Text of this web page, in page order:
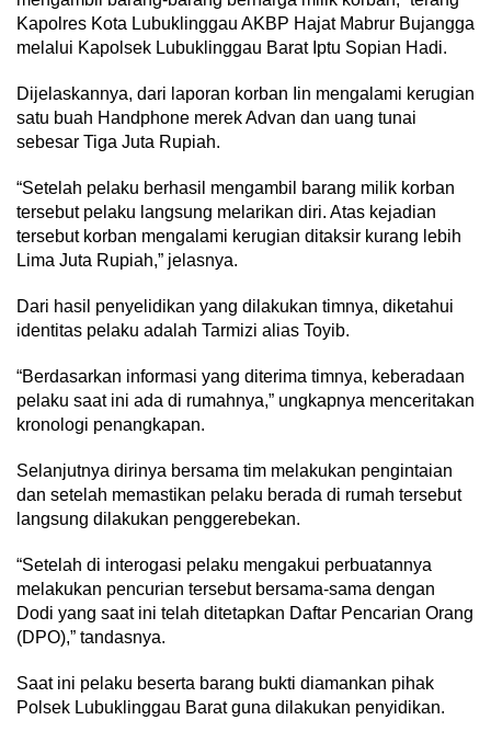
Kapolres Kota Lubuklinggau AKBP Hajat Mabrur Bujangga
melalui Kapolsek Lubuklinggau Barat Iptu Sopian Hadi.
Dijelaskannya, dari laporan korban Iin mengalami kerugian
satu buah Handphone merek Advan dan uang tunai
sebesar Tiga Juta Rupiah.
“Setelah pelaku berhasil mengambil barang milik korban
tersebut pelaku langsung melarikan diri. Atas kejadian
tersebut korban mengalami kerugian ditaksir kurang lebih
Lima Juta Rupiah,” jelasnya.
Dari hasil penyelidikan yang dilakukan timnya, diketahui
identitas pelaku adalah Tarmizi alias Toyib.
“Berdasarkan informasi yang diterima timnya, keberadaan
pelaku saat ini ada di rumahnya,” ungkapnya menceritakan
kronologi penangkapan.
Selanjutnya dirinya bersama tim melakukan pengintaian
dan setelah memastikan pelaku berada di rumah tersebut
langsung dilakukan penggerebekan.
“Setelah di interogasi pelaku mengakui perbuatannya
melakukan pencurian tersebut bersama-sama dengan
Dodi yang saat ini telah ditetapkan Daftar Pencarian Orang
(DPO),” tandasnya.
Saat ini pelaku beserta barang bukti diamankan pihak
Polsek Lubuklinggau Barat guna dilakukan penyidikan.